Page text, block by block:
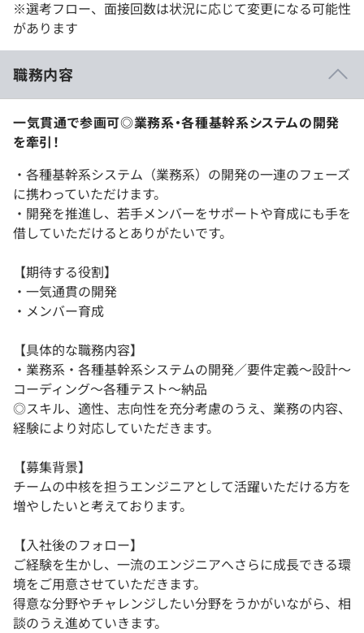
※選考フロー、面接回数は状況に応じて変更になる可能性
があります
職務内容
一気貫通で参画可◎業務系・各種基幹系システムの開発
を牽引！
・各種基幹系システム（業務系）の開発の一連のフェーズ
に携わっていただけます。
・開発を推進し、若手メンバーをサポートや育成にも手を
借していただけるとありがたいです。
【期待する役割】
・一気通貫の開発
・メンバー育成
【具体的な職務内容】
・業務系・各種基幹系システムの開発／要件定義～設計～
コーディング～各種テスト～納品
◎スキル、適性、志向性を充分考慮のうえ、業務の内容、
経験により対応していただきます。
【募集背景】
チームの中核を担うエンジニアとして活躍いただける方を
増やしたいと考えております。
【入社後のフォロー】
ご経験を生かし、一流のエンジニアへさらに成長できる環
境をご用意させていただきます。
得意な分野やチャレンジしたい分野をうかがいながら、相
談のうえ進めていきます。